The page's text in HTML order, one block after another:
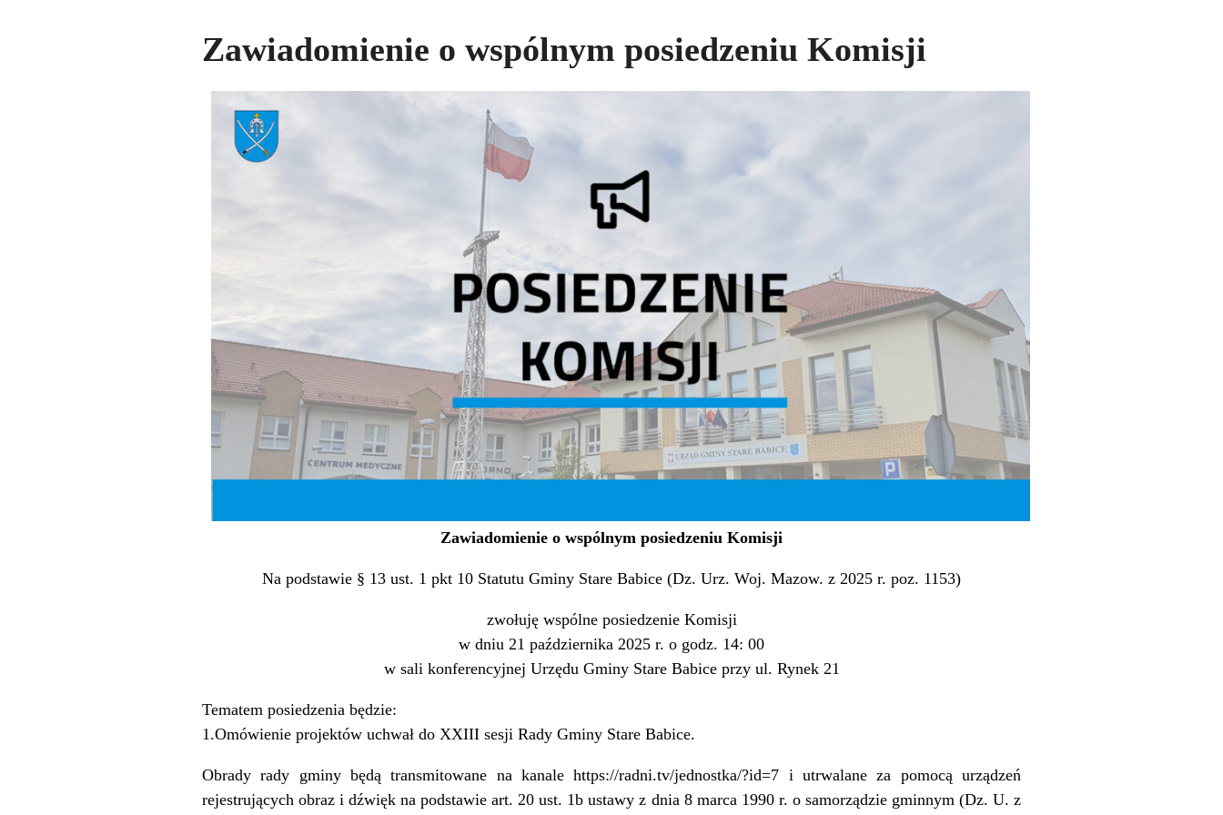
Zawiadomienie o wspólnym posiedzeniu Komisji
Zawiadomienie o wspólnym posiedzeniu Komisji
Na podstawie § 13 ust. 1 pkt 10 Statutu Gminy Stare Babice (Dz. Urz. Woj. Mazow. z 2025 r. poz. 1153)
zwołuję wspólne posiedzenie Komisji
w dniu 21 października 2025 r. o godz. 14: 00
w sali konferencyjnej Urzędu Gminy Stare Babice przy ul. Rynek 21
Tematem posiedzenia będzie:
1.Omówienie projektów uchwał do XXIII sesji Rady Gminy Stare Babice.
Obrady rady gminy będą transmitowane na kanale https://radni.tv/jednostka/?id=7 i utrwalane za pomocą urządzeń
rejestrujących obraz i dźwięk na podstawie art. 20 ust. 1b ustawy z dnia 8 marca 1990 r. o samorządzie gminnym (Dz. U. z